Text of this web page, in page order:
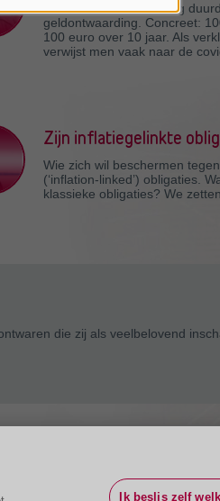
Het leven wordt elke dag
geldontwaarding. Concreet:
100 euro over 10 jaar. Als
verwijst men vaak naar de
Zijn inflatiegelinkte
Wie zich wil beschermen
(‘inflation-linked’) obligaties.
klassieke obligaties? We
die zij als veelbelovend
Ik beslis zelf